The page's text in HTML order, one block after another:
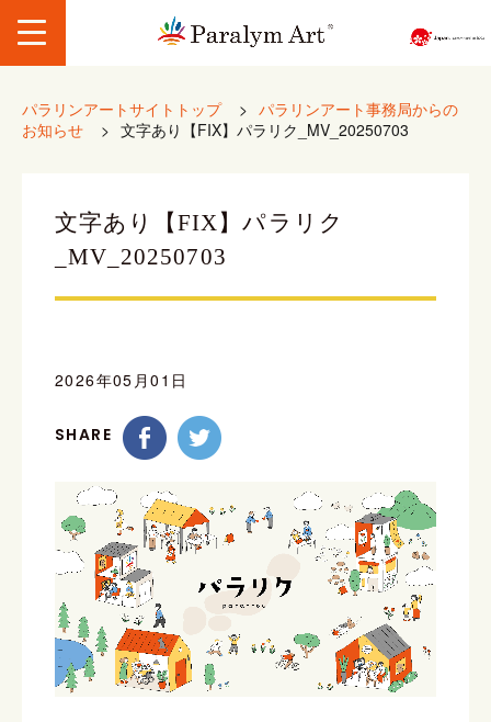
パラリンアートサイトトップ > パラリンアート事務局からの
お知らせ
> 文字あり【FIX】パラリク_MV_20250703
文字あり【FIX】パラリク
_MV_20250703
2026年05月01日
SHARE